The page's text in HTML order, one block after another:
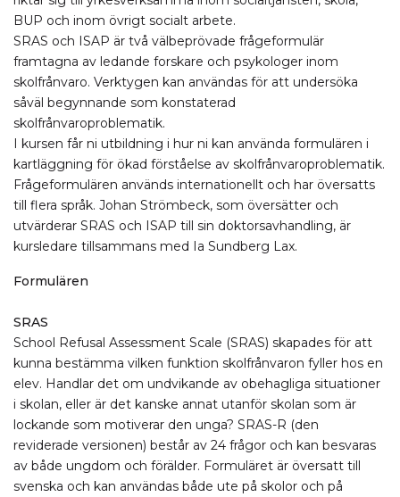
BUP och inom övrigt socialt arbete.
SRAS och ISAP är två välbeprövade frågeformulär
framtagna av ledande forskare och psykologer inom
skolfrånvaro. Verktygen kan användas för att undersöka
såväl begynnande som konstaterad
skolfrånvaroproblematik.
I kursen får ni utbildning i hur ni kan använda formulären i
kartläggning för ökad förståelse av skolfrånvaroproblematik.
Frågeformulären används internationellt och har översatts
till flera språk. Johan Strömbeck, som översätter och
utvärderar SRAS och ISAP till sin doktorsavhandling, är
kursledare tillsammans med Ia Sundberg Lax.
Formulären
SRAS
School Refusal Assessment Scale (SRAS) skapades för att
kunna bestämma vilken funktion skolfrånvaron fyller hos en
elev. Handlar det om undvikande av obehagliga situationer
i skolan, eller är det kanske annat utanför skolan som är
lockande som motiverar den unga? SRAS-R (den
reviderade versionen) består av 24 frågor och kan besvaras
av både ungdom och förälder. Formuläret är översatt till
svenska och kan användas både ute på skolor och på